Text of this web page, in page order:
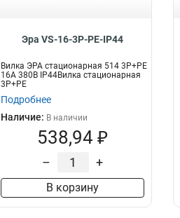
Эра VS-16-3P-PE-IP44
Вилка ЭРА стационарная 514 3Р+РЕ
16А 380В IP44Вилка стационарная
3P+PE
Подробнее
Наличие: В наличии
538,94 ₽
– +
В корзину